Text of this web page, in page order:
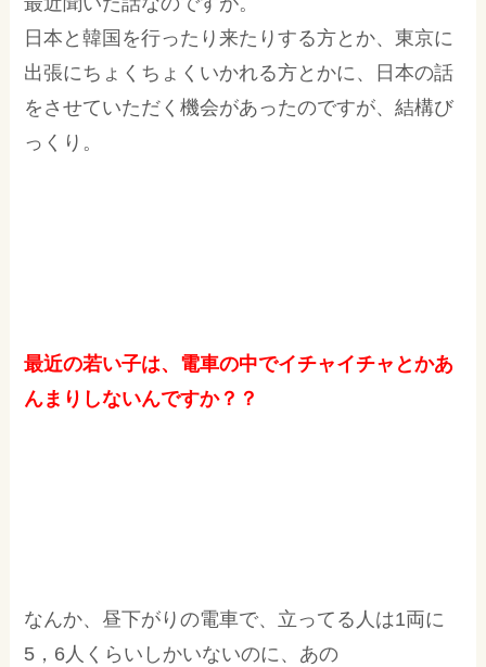
日本と韓国を行ったり来たりする方とか、東京に
出張にちょくちょくいかれる方とかに、日本の話
をさせていただく機会があったのですが、結構び
っくり。
最近の若い子は、電車の中でイチャイチャとかあ
んまりしないんですか？？
なんか、昼下がりの電車で、立ってる人は1両に
5，6人くらいしかいないのに、あの